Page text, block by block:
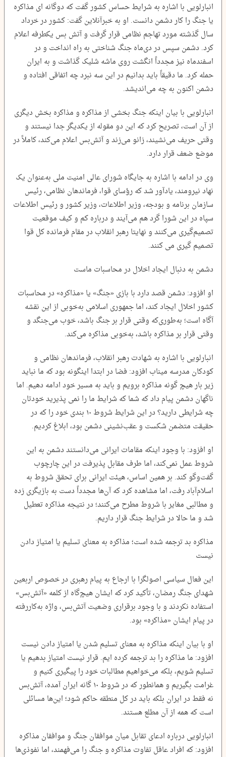
انبارلویی با اشاره به شرایط حساس کشور گفت که دوگانه ای مذاکره
یا جنگ را کار دشمن دانست. او به خبرآنلاین گفت: کشور در خرداد
سال گذشته مورد تهاجم نظامی قرار گرفت و آتش بس یکطرفه اعلام
کرد. دشمن سپس در دی‌ماه جنگ شناختی به راه انداخت و در
اسفندماه نیز مجدداً انگشت روی ماشه شلیک گذاشت و به ایران
حمله کرد. ما دقیقاً باید بدانیم در این سه نبرد چه اتفاقی افتاده و
دشمن اکنون به چه می‌اندیشد.
انبارلویی با بیان اینکه جنگ بخشی از مذاکره و مذاکره بخش دیگری
از آن است، تصریح کرد که این دو مقوله از یکدیگر جدا نیستند و
وقتی حریف می‌نشیند، زانو می‌زند و آتش‌بس اعلام می‌کند، کاملاً در
موضع ضعف قرار دارد.
وی در ادامه با اشاره به جایگاه شورای عالی امنیت ملی به‌عنوان یک
نهاد نیرومند، یادآور شد که رؤسای قوا، فرماندهان نظامی، رئیس
سازمان برنامه و بودجه، وزیر اطلاعات، وزیر کشور و رئیس اطلاعات
سپاه در این شورا گرد هم می‌آیند و درباره کم و کیف موقعیت
تصمیم‌گیری می‌کنند و نهایتا رهبر انقلاب در مقام فرمانده کل قوا
تصمیم گیری می کنند.
دشمن به دنبال ایجاد اخلال در محاسبات ماست
او افزود: دشمن قصد دارد با بازی «جنگ» یا «مذاکره» در محاسبات
کشور اخلال ایجاد کند، اما جمهوری اسلامی به‌خوبی از این نقشه
آگاه است؛ به‌طوری‌که وقتی قرار بر جنگ باشد، خوب می‌جنگد و
وقتی قرار بر مذاکره باشد، به‌خوبی مذاکره می‌کند.
انبارلویی با اشاره به شهادت رهبر انقلاب، فرماندهان نظامی و
کودکان مدرسه میناب افزود: فضا در ابتدا اینگونه بود که ما نباید
زیر بار هیچ گونه مذاکره برویم و باید به مسیر خود ادامه دهیم. اما
ناگهان دشمن پیام داد که شما که شرایط ما را نمی پذیرید خودتان
چه شرایطی دارید؟ در این شرایط شروط ۱۰ بندی خود را که در
حقیقت متضمن شکست و عقب‌نشینی دشمن بود، ابلاغ کردیم.
او افزود: با وجود اینکه مقامات ایرانی می‌دانستند دشمن به این
شروط عمل نمی‌کند، اما طرف مقابل پذیرفت در این چارچوب
گفت‌وگو کند. بر همین اساس، هیئت ایرانی برای تحقق شروط به
اسلام‌آباد رفت، اما مشاهده کرد که آن‌ها مجدداً دست به بازیگری زده
و مطالبی مغایر با شروط مطرح می‌کنند؛ در نتیجه مذاکره تعطیل
شد و ما حالا در شرایط جنگ قرار داریم.
مذاکره بد ترجمه شده است؛ مذاکره به معنای تسلیم یا امتیاز دادن
نیست
این فعال سیاسی اصولگرا با ارجاع به پیام رهبری در خصوص اربعین
شهدای جنگ رمضان، تأکید کرد که ایشان هیچ‌گاه از کلمه «آتش‌بس»
استفاده نکردند و با وجود برقراری وضعیت آتش‌بس، واژه به‌کاررفته
در پیام ایشان «مذاکره» بود.
او با بیان اینکه مذاکره به معنای تسلیم شدن یا امتیاز دادن نیست
افزود: ما مذاکره را بد ترجمه کرده ایم. قرار نیست امتیاز بدهیم یا
تسلیم شویم، بلکه می‌خواهیم مطالبات خود را پیگیری کنیم و
غرامت بگیریم و همانطور که در شروط ۱۰ گانه ایران آمده، آتش‌بس
نه فقط در ایران بلکه باید در کل منطقه حاکم شود؛ این‌ها مسائلی
است که همه از آن مطلع هستند.
انبارلویی درباره ادعای تقابل میان موافقان جنگ و موافقان مذاکره
افزود: که افراد عاقل تفاوت مذاکره و جنگ را می‌فهمند، اما نفوذی‌ها